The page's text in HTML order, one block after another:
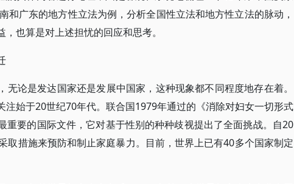
和广东的地方性立法为例，分析全国性立法和地方性立法的脉动，
也算是对上述担忧的回应和思考。
无论是发达国家还是发展中国家，这种现象都不同程度地存在着。
注始于20世纪70年代。联合国1979年通过的《消除对妇女一切形式
重要的国际文件，它对基于性别的种种歧视提出了全面挑战。自20
取措施来预防和制止家庭暴力。目前，世界上已有40多个国家制定